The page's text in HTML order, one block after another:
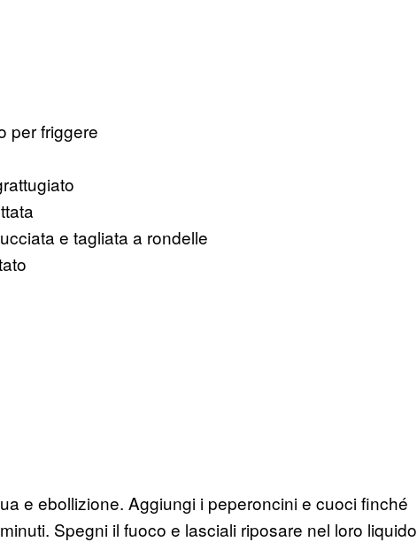
per friggere
e tagliata a rondelle
e ebollizione. Aggiungi i peperoncini e cuoci finché
Spegni il fuoco e lasciali riposare nel loro liquido